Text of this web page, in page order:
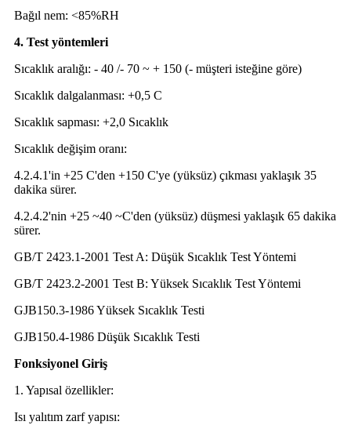
Bağıl nem: <85%RH
4. Test yöntemleri
Sıcaklık aralığı: - 40 /- 70 ~ + 150 (- müşteri isteğine göre)
Sıcaklık dalgalanması: +0,5 C
Sıcaklık sapması: +2,0 Sıcaklık
Sıcaklık değişim oranı:
4.2.4.1'in +25 C'den +150 C'ye (yüksüz) çıkması yaklaşık 35
dakika sürer.
4.2.4.2'nin +25 ~40 ~C'den (yüksüz) düşmesi yaklaşık 65 dakika
sürer.
GB/T 2423.1-2001 Test A: Düşük Sıcaklık Test Yöntemi
GB/T 2423.2-2001 Test B: Yüksek Sıcaklık Test Yöntemi
GJB150.3-1986 Yüksek Sıcaklık Testi
GJB150.4-1986 Düşük Sıcaklık Testi
Fonksiyonel Giriş
1. Yapısal özellikler:
Isı yalıtım zarf yapısı: